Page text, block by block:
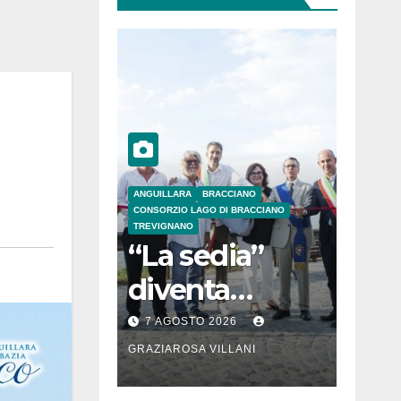
ANGUILLARA
BRACCIANO
CONSORZIO LAGO DI BRACCIANO
TREVIGNANO
“La sedia”
diventa
Belvedere sul
lago di
Bracciano: ieri
7 AGOSTO 2026
GRAZIAROSA VILLANI